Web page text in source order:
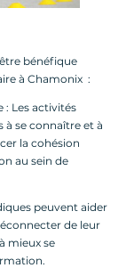
bénéfique
à Chamonix :
: Les activités
à se connaître et à
la cohésion
au sein de
peuvent aider
de leur
mieux se